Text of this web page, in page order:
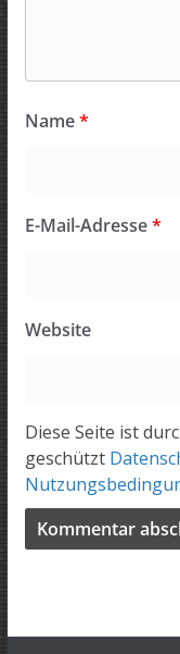
Name*
E-Mail-Adresse*
Website
Diese Seite ist
geschützt